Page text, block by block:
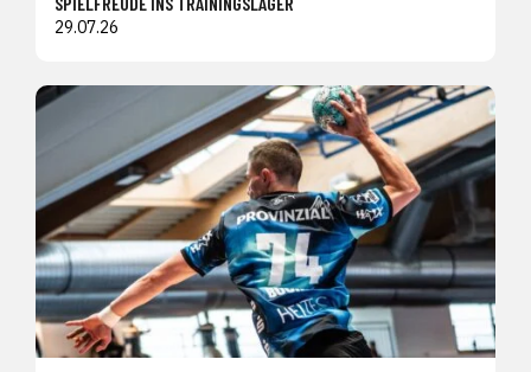
29.07.26